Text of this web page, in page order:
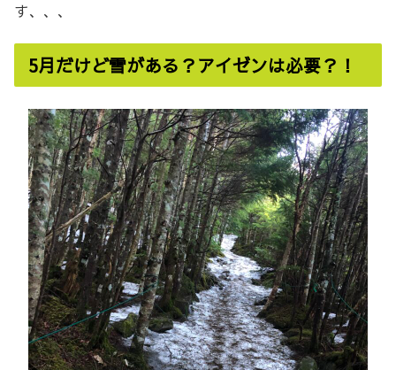
す、、、
5月だけど雪がある？アイゼンは必要？！